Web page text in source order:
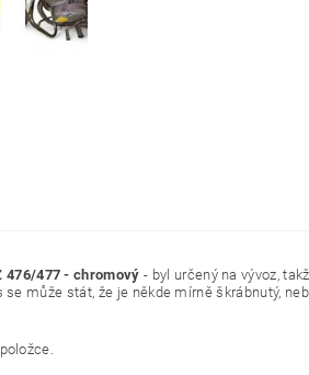
476/477 - chromový - byl určený na vývoz,
může stát, že je někde mírně škrábnutý,